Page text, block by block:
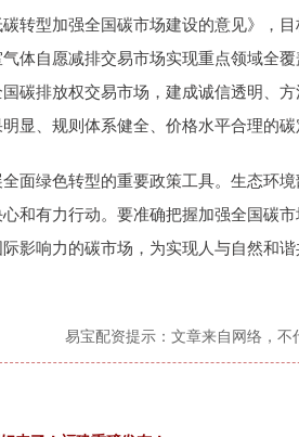
型加强全国碳市场建设的意见》，目
体自愿减排交易市场实现重点领域全
碳排放权交易市场，建成诚信透明、
显、规则体系健全、价格水平合理的碳
绿色转型的重要政策工具。生态环
和有力行动。要准确把握加强全国碳
影响力的碳市场，为实现人与自然和
易宝配资提示：文章来自网络，不